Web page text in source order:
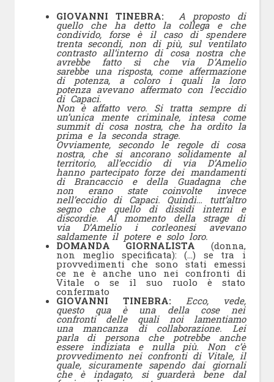
GIOVANNI TINEBRA:
A proposto di
quello che ha detto la collega e che
condivido, forse è il caso di spendere
trenta secondi, non di più, sul ventilato
contrasto all’interno di cosa nostra che
avrebbe fatto sì che via D’Amelio
sarebbe una risposta, come affermazione
di potenza, a coloro i quali la loro
potenza avevano affermato con l’eccidio
di Capaci.
Non è affatto vero. Si tratta sempre di
un’unica mente criminale, intesa come
summit di cosa nostra, che ha ordito la
prima e la seconda strage.
Ovviamente, secondo le regole di cosa
nostra, che si ancorano solidamente al
territorio, all’eccidio di via D’Amelio
hanno partecipato forze dei mandamenti
di Brancaccio e della Guadagna che
non erano state coinvolte invece
nell’eccidio di Capaci. Quindi… tutt’altro
segno che quello di dissidi interni e
discordie. Al momento della strage di
via D’Amelio i corleonesi avevano
saldamente il potere e solo loro.
DOMANDA GIORNALISTA (donna,
non meglio specificata): (…) se tra i
provvedimenti che sono stati emessi
ce ne è anche uno nei confronti di
Vitale o se il suo ruolo è stato
confermato
GIOVANNI TINEBRA: Ecco, vede,
questo qua è una della cose nei
confronti delle quali noi lamentiamo
una mancanza di collaborazione. Lei
parla di persona che potrebbe anche
essere indiziata e nulla più. Non c’è
provvedimento nei confronti di Vitale, il
quale, sicuramente sapendo dai giornali
che è indagato, si guarderà bene dal